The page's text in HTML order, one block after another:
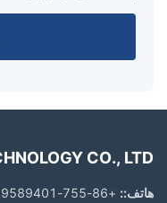
CO., LTD
هاتف:: +86-755-89589401